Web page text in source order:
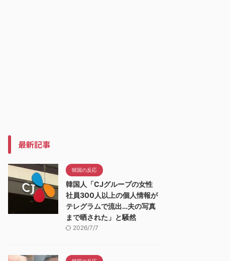
最新記事
韓国の反応
韓国人「CJグループの女性
社員300人以上の個人情報が
テレグラムで流出…夫の写真
まで晒された」と騒然
2026/7/7